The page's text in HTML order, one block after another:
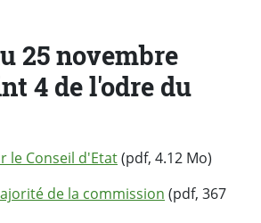
25 novembre
4 de l'odre du
le Conseil d'Etat(pdf, 4.12 Mo)
de la commission (pdf, 367